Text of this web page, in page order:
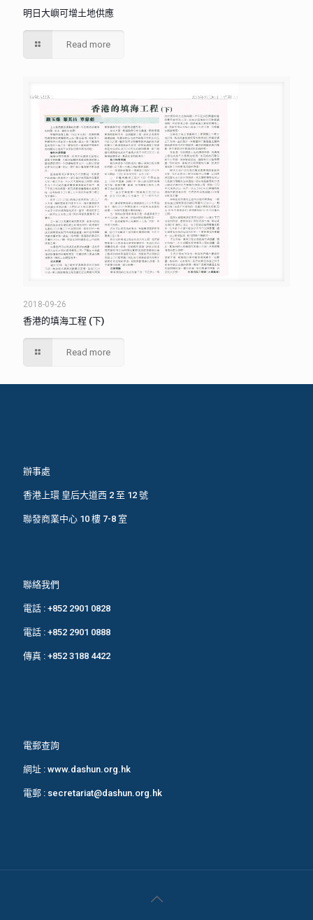
明日大嶼可增土地供應
Read more
2018-09-26
香港的填海工程 (下)
Read more
辦事處
香港上環 皇后大道西 2 至 12 號
聯發商業中心 10 樓 7-8 室
聯絡我們
電話 : +852 2901 0828
電話 : +852 2901 0888
傳真 : +852 3188 4422
電郵查詢
網址 : www.dashun.org.hk
電郵 : secretariat@dashun.org.hk